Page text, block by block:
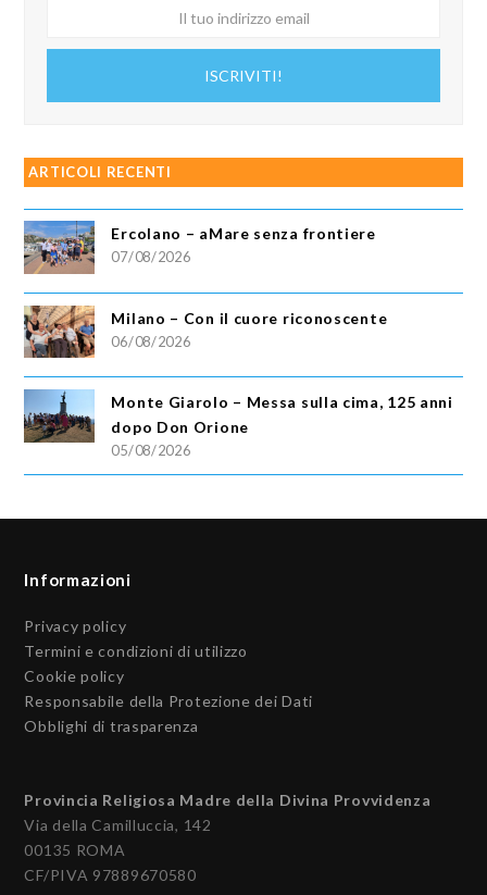
ISCRIVITI!
ARTICOLI RECENTI
Ercolano – aMare senza frontiere
07/08/2026
Milano – Con il cuore riconoscente
06/08/2026
Monte Giarolo – Messa sulla cima, 125 anni
dopo Don Orione
05/08/2026
Informazioni
Privacy policy
Termini e condizioni di utilizzo
Cookie policy
Responsabile della Protezione dei Dati
Obblighi di trasparenza
Provincia Religiosa Madre della Divina Provvidenza
Via della Camilluccia, 142
00135 ROMA
CF/PIVA 97889670580